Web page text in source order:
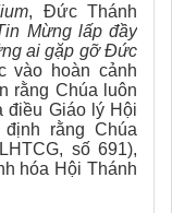
, Đức Thánh
Mừng lấp đầy
ai gặp gỡ Đức
vào hoàn cảnh
rằng Chúa luôn
điều Giáo lý Hội
rằng Chúa
số 691),
hóa Hội Thánh